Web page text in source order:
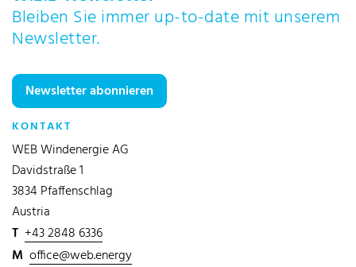
Bleiben Sie immer up-to-date mit unserem
Newsletter.
Newsletter abonnieren
KONTAKT
WEB Windenergie AG
Davidstraße 1
3834 Pfaffenschlag
Austria
T +43 2848 6336
M office@web.energy